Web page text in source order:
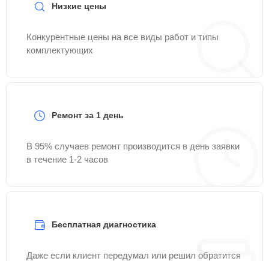
Низкие цены
Конкурентные цены на все виды работ и типы
комплектующих
Ремонт за 1 день
В 95% случаев ремонт производится в день заявки
в течение 1-2 часов
Бесплатная диагностика
Даже если клиент передумал или решил обратится